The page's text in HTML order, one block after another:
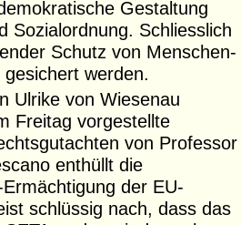
Gestaltung
Sozialordnung. Schliesslich
Schutz von Menschen-
werden.
Ulrike von Wiesenau
Freitag vorgestellte
von Professor
enthüllt die
der EU-
schlüssig nach, dass das